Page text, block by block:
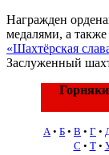
Награжден
медалями, а
«Шахтёрская
Заслуженный
А• Б • В • Г •
С • Т•